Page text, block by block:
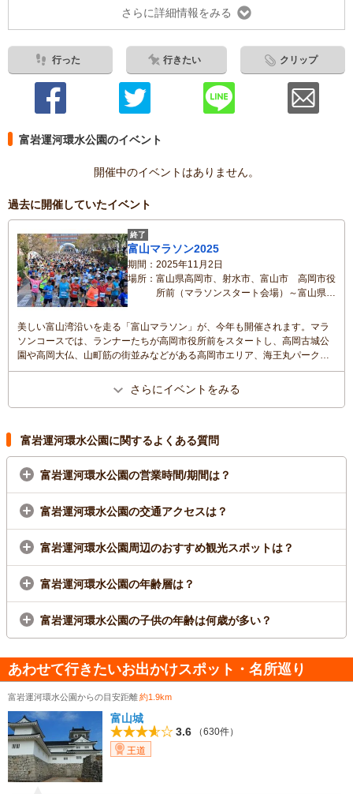
さらに詳細情報をみる
行った 行きたい クリップ
富岩運河環水公園のイベント
開催中のイベントはありません。
過去に開催していたイベント
終了
富山マラソン2025
期間
2025年11月2日
場所
富山県高岡市、射水市、富山市 高岡市役
所前（マラソンスタート会場）～富山県富
場）
美しい富山湾沿いを走る「富山マラソン」が、今年も開催されます。マラ
ソンコースでは、ランナーたちが高岡市役所前をスタートし、高岡古城公
園や高岡大仏、山町筋の街並みなどがある高岡市エリア、海王丸パークや
新湊大橋、富山湾などを楽しめる射水市エリアを駆け抜け、富山市の富岩
運河環水公園のゴールを目指します。ジョギングの部は新湊大橋（西）付
近を、車いすレースは高岡市エリア内を走行します。※高岡市役所前（マ
さらにイベントをみる
富岩運河環水公園に関するよくある質問
富岩運河環水公園の営業時間/期間は？
富岩運河環水公園の交通アクセスは？
富岩運河環水公園周辺のおすすめ観光スポットは？
富岩運河環水公園の年齢層は？
富岩運河環水公園の子供の年齢は何歳が多い？
あわせて行きたいお出かけスポット・名所巡り
富岩運河環水公園からの目安距離約1.9km
富山城
3.6
（630件）
王道